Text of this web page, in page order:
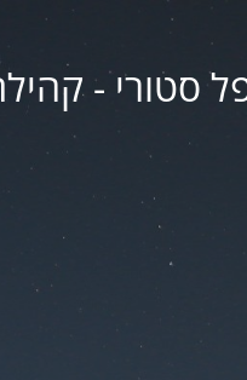
סטורי -